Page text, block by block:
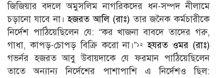
জিজিয়ার বদলে অমুসলিম নাগরিকদের ধন-সম্পদ নীলামে
চড়ানাে যাবে না।হজরত আলি (রাঃ) তার জনৈক কর্মচারীকে
নির্দেশ পাঠিয়েছিলেন যে: “কর খাজনা বাবদে তাদের গরু,
গাধা, কাপড়-চোপড় বিক্রি করাে না।”১২
হযরত ওমর (রাঃ)
গভর্নর হজরত আবু উবায়দাকে যে ফরমান পাঠিয়েছিলেন
তাতে অন্যান্য নির্দেশের পাশাপাশি এ নির্দেশও ছিল: